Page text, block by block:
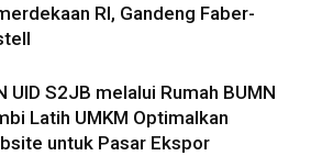
RI, Gandeng Faber-
UID S2JB melalui Rumah BUMN
Latih UMKM Optimalkan
untuk Pasar Ekspor